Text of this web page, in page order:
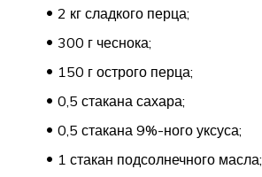
2 кг сладкого перца;
300 г чеснока;
150 г острого перца;
0,5 стакана сахара;
0,5 стакана 9%-ного уксуса;
1 стакан подсолнечного масла;